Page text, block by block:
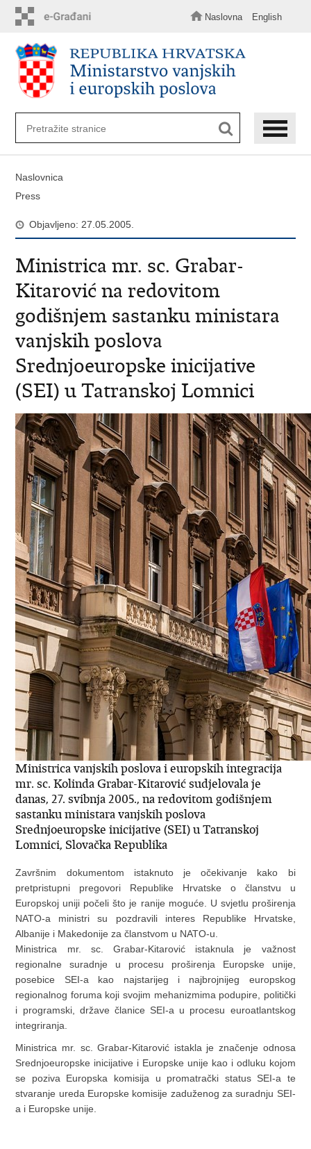
sadržaj
Naslovna English
Naslovnica
Press
Objavljeno: 27.05.2005.
Ministrica mr. sc. Grabar-
Kitarović na redovitom
godišnjem sastanku ministara
vanjskih poslova
Srednjoeuropske inicijative
(SEI) u Tatranskoj Lomnici
Ministrica vanjskih poslova i europskih integracija
mr. sc. Kolinda Grabar-Kitarović sudjelovala je
danas, 27. svibnja 2005., na redovitom godišnjem
sastanku ministara vanjskih poslova
Srednjoeuropske inicijative (SEI) u Tatranskoj
Lomnici, Slovačka Republika
Završnim dokumentom istaknuto je očekivanje kako bi
pretpristupni pregovori Republike Hrvatske o članstvu u
Europskoj uniji počeli što je ranije moguće. U svjetlu proširenja
NATO-a ministri su pozdravili interes Republike Hrvatske,
Albanije i Makedonije za članstvom u NATO-u.
Ministrica mr. sc. Grabar-Kitarović istaknula je važnost
regionalne suradnje u procesu proširenja Europske unije,
posebice SEI-a kao najstarijeg i najbrojnijeg europskog
regionalnog foruma koji svojim mehanizmima podupire, politički
i programski, države članice SEI-a u procesu euroatlantskog
integriranja.
Ministrica mr. sc. Grabar-Kitarović istakla je značenje odnosa
Srednjoeuropske inicijative i Europske unije kao i odluku kojom
se poziva Europska komisija u promatrački status SEI-a te
stvaranje ureda Europske komisije zaduženog za suradnju SEI-
a i Europske unije.